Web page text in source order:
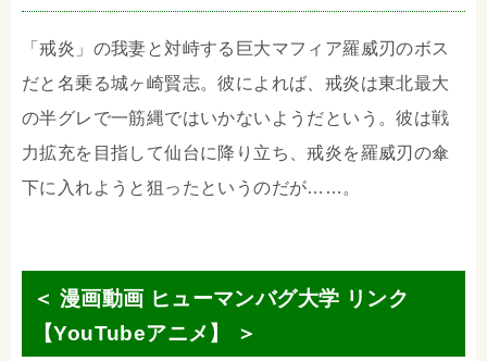
「戒炎」の我妻と対峙する巨大マフィア羅威刃のボス
だと名乗る城ヶ崎賢志。彼によれば、戒炎は東北最大
の半グレで一筋縄ではいかないようだという。彼は戦
力拡充を目指して仙台に降り立ち、戒炎を羅威刃の傘
下に入れようと狙ったというのだが……。
＜ 漫画動画 ヒューマンバグ大学 リンク
【YouTubeアニメ】 ＞